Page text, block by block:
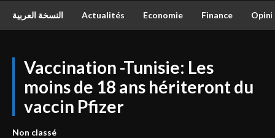
النسخة العربية Actualités Economie Finance
Vaccination -Tunisie: Les
moins de 18 ans hériteront du
vaccin Pfizer
Non classé